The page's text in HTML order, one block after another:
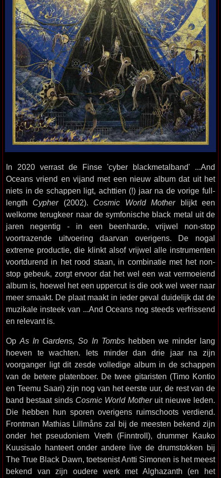
In 2020 verrast de Finse 'cyber blackmetalband' ...And
Oceans vriend en vijand met een nieuw album dat uit het
niets in de schappen ligt, achttien (!) jaar na de vorige full-
length Cypher(2002). Cosmic World Motherblijkt een
welkome terugkeer naar de symfonische black metal uit de
jaren negentig - in een beenharde, vrijwel non-stop
voortrazende uitvoering daarvan overigens. De nogal
extreme productie, die klinkt alsof vrijwel alle instrumenten
voortdurend in het rood staan, in combinatie met het non-
stop gebeuk, zorgt ervoor dat het wel een wat vermoeiend
album is, hoewel het een uppercut is die ook wel weer naar
meer smaakt. De plaat maakt in ieder geval duidelijk dat de
muzikale insteek van ...And Oceans nog steeds verfrissend
en relevant is.
OpAs In Gardens, So In Tombshebben we minder lang
hoeven te wachten. Iets minder dan drie jaar na zijn
voorganger ligt dit zesde volledige album in de schappen
van de betere platenboer. De twee gitaristen (Timo Kontio
en Teemu Saari) zijn nog van het eerste uur, de rest van de
band bestaat sinds Cosmic World Motheruit nieuwe leden.
Die hebben hun sporen overigens ruimschoots verdiend.
Frontman Mathias Lillmåns zal bij de meesten bekend zijn
onder het pseudoniem Vreth (Finntroll), drummer Kauko
Kuusisalo hanteert onder andere live de drumstokken bij
The True Black Dawn, toetsenist Antti Simonen is het meest
bekend van zijn oudere werk met Alghazanth (en het